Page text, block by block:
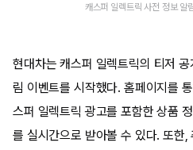
캐스퍼 일렉트릭 사전 정보 알
현대차는 캐스퍼 일렉트릭의 티저
림 이벤트를 시작했다. 홈페이지를
스퍼 일렉트릭 광고를 포함한 상품
를 실시간으로 받아볼 수 있다. 또한